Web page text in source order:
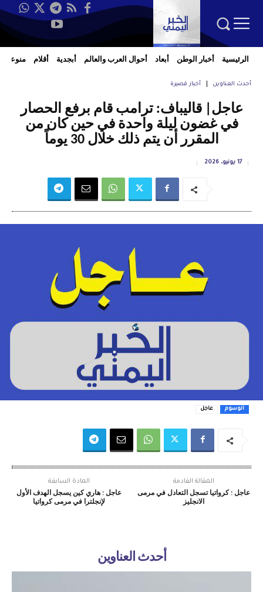
الرئيسية أخبار الوطن أبعاد أحوال العرب والعالم أبجدية أقلام منوعات
أحدث العناوين أخبار قصيرة
عاجل| قاليباف: ترامب قام برفع الحصار
في غضون ليلة واحدة في حين كان من
المقرر أن يتم ذلك خلال 30 يوماً
17 يونيو، 2026
الوسوم عاجل
المادة السابقة
عاجل : هاري كين يسجل الهدف الأول
لإنجلترا في مرمى كرواتيا
المقالة القادمة
عاجل : كرواتيا تسجل التعادل في مرمى
الانجليز
أحدث العناوين